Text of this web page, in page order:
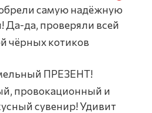
самую надёжную
Да-да, проверяли всей
чёрных котиков
ПРЕЗЕНТ!
провокационный и
сувенир! Удивит